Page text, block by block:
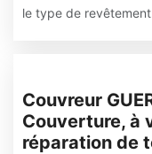
le type de
Couvreur
Couverture, à
réparation de